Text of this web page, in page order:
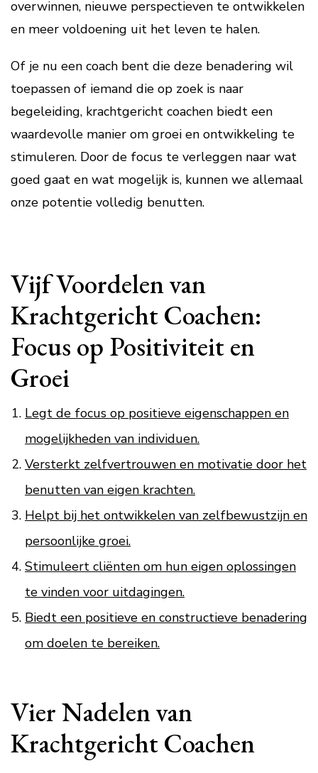
overwinnen, nieuwe perspectieven te ontwikkelen
en meer voldoening uit het leven te halen.
Of je nu een coach bent die deze benadering wil
toepassen of iemand die op zoek is naar
begeleiding, krachtgericht coachen biedt een
waardevolle manier om groei en ontwikkeling te
stimuleren. Door de focus te verleggen naar wat
goed gaat en wat mogelijk is, kunnen we allemaal
onze potentie volledig benutten.
Vijf Voordelen van
Krachtgericht Coachen:
Focus op Positiviteit en
Groei
Legt de focus op positieve eigenschappen en
mogelijkheden van individuen.
Versterkt zelfvertrouwen en motivatie door het
benutten van eigen krachten.
Helpt bij het ontwikkelen van zelfbewustzijn en
persoonlijke groei.
Stimuleert cliënten om hun eigen oplossingen
te vinden voor uitdagingen.
Biedt een positieve en constructieve benadering
om doelen te bereiken.
Vier Nadelen van
Krachtgericht Coachen